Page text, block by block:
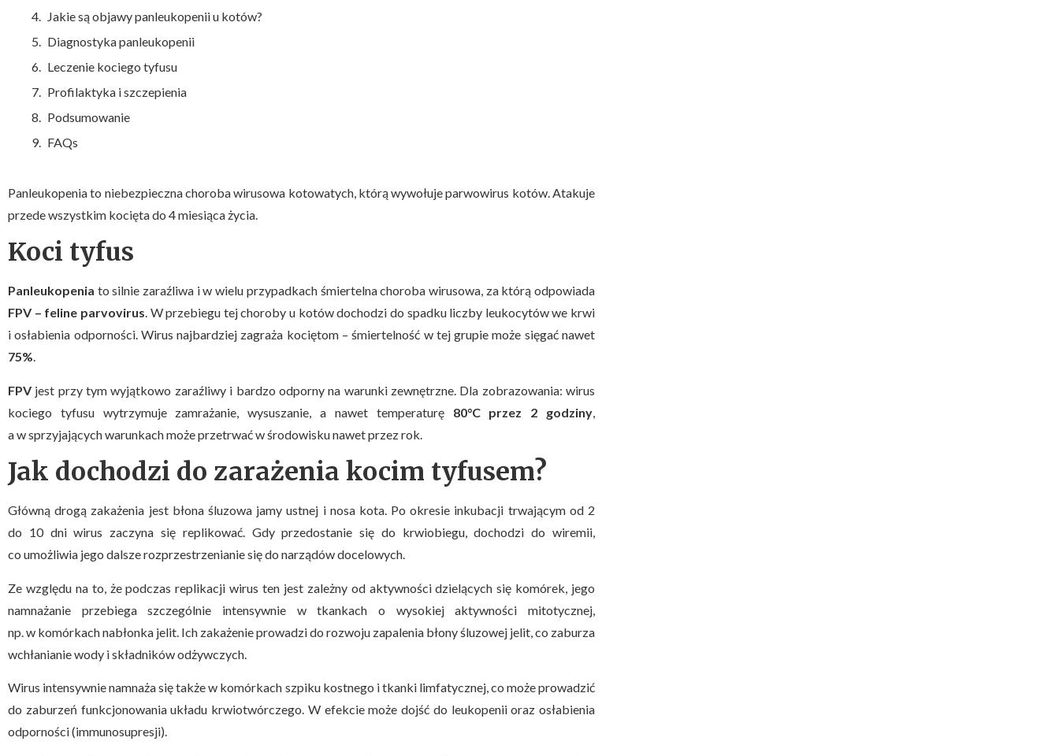
Jakie są objawy panleukopenii u kotów?
Diagnostyka panleukopenii
Leczenie kociego tyfusu
Profilaktyka i szczepienia
Podsumowanie
FAQs
Panleukopenia to niebezpieczna choroba wirusowa kotowatych, którą wywołuje parwowirus kotów. Atakuje
przede wszystkim kocięta do 4 miesiąca życia.
Koci tyfus
Panleukopenia to silnie zaraźliwa i w wielu przypadkach śmiertelna choroba wirusowa, za którą odpowiada
FPV – feline parvovirus. W przebiegu tej choroby u kotów dochodzi do spadku liczby leukocytów we krwi
i osłabienia odporności. Wirus najbardziej zagraża kociętom – śmiertelność w tej grupie może sięgać nawet
75%.
FPVjest przy tym wyjątkowo zaraźliwy i bardzo odporny na warunki zewnętrzne. Dla zobrazowania: wirus
kociego tyfusu wytrzymuje zamrażanie, wysuszanie, a nawet temperaturę 80°C przez 2 godziny,
a w sprzyjających warunkach może przetrwać w środowisku nawet przez rok.
Jak dochodzi do zarażenia kocim tyfusem?
Główną drogą zakażenia jest błona śluzowa jamy ustnej i nosa kota. Po okresie inkubacji trwającym od 2
do 10 dni wirus zaczyna się replikować. Gdy przedostanie się do krwiobiegu, dochodzi do wiremii,
co umożliwia jego dalsze rozprzestrzenianie się do narządów docelowych.
Ze względu na to, że podczas replikacji wirus ten jest zależny od aktywności dzielących się komórek, jego
namnażanie przebiega szczególnie intensywnie w tkankach o wysokiej aktywności mitotycznej,
np. w komórkach nabłonka jelit. Ich zakażenie prowadzi do rozwoju zapalenia błony śluzowej jelit, co zaburza
wchłanianie wody i składników odżywczych.
Wirus intensywnie namnaża się także w komórkach szpiku kostnego i tkanki limfatycznej, co może prowadzić
do zaburzeń funkcjonowania układu krwiotwórczego. W efekcie może dojść do leukopenii oraz osłabienia
odporności (immunosupresji).